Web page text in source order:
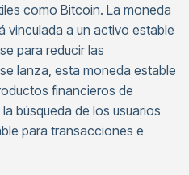
como Bitcoin. La moneda
vinculada a un activo estable
para reducir las
lanza, esta moneda estable
financieros de
búsqueda de los usuarios
para transacciones e